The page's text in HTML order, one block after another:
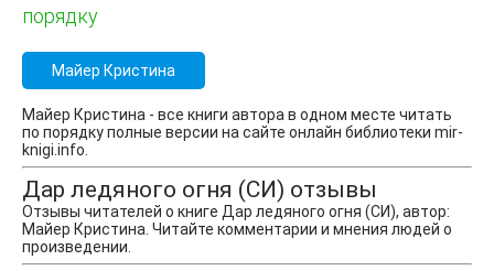
порядку
Майер Кристина
Майер Кристина - все книги автора в одном месте читать
по порядку полные версии на сайте онлайн библиотеки mir-
knigi.info.
Дар ледяного огня (СИ) отзывы
Отзывы читателей о книге Дар ледяного огня (СИ), автор:
Майер Кристина. Читайте комментарии и мнения людей о
произведении.